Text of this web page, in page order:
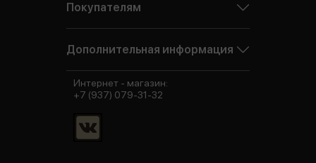
Покупателям
Дополнительная информация
Интернет - магазин:
+7 (937) 079-31-32